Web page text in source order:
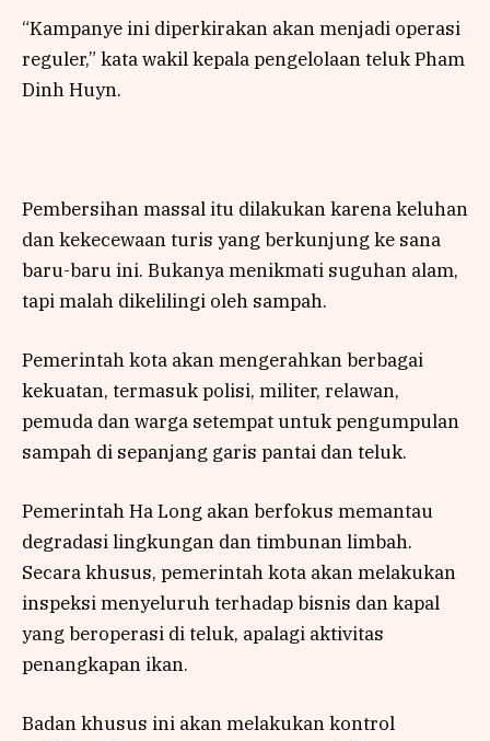
“Kampanye ini diperkirakan akan menjadi operasi
reguler,” kata wakil kepala pengelolaan teluk Pham
Dinh Huyn.
Pembersihan massal itu dilakukan karena keluhan
dan kekecewaan turis yang berkunjung ke sana
baru-baru ini. Bukanya menikmati suguhan alam,
tapi malah dikelilingi oleh sampah.
Pemerintah kota akan mengerahkan berbagai
kekuatan, termasuk polisi, militer, relawan,
pemuda dan warga setempat untuk pengumpulan
sampah di sepanjang garis pantai dan teluk.
Pemerintah Ha Long akan berfokus memantau
degradasi lingkungan dan timbunan limbah.
Secara khusus, pemerintah kota akan melakukan
inspeksi menyeluruh terhadap bisnis dan kapal
yang beroperasi di teluk, apalagi aktivitas
penangkapan ikan.
Badan khusus ini akan melakukan kontrol